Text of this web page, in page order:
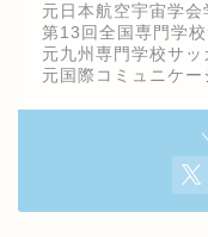
元日本航空宇宙学会
第13回全国専門学
元九州専門学校サ
元国際コミュニケ